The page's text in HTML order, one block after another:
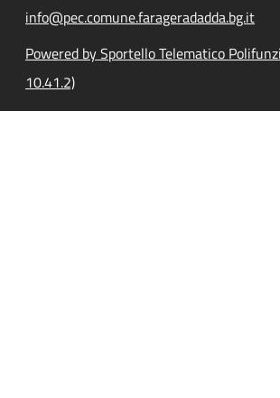
info@pec.comune.farageradadda.bg.it
Powered by Sportello Telematico
10.41.2)